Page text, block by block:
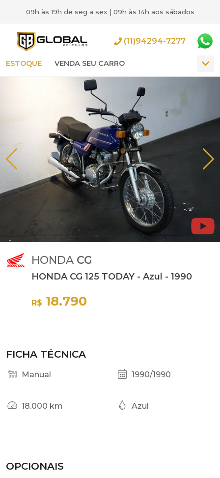
09h às 19h de seg a sex | 09h às 14h aos sábados
ESTOQUE VENDA SEU CARRO
(11)94294-7277
HONDA CG
HONDA CG 125 TODAY - Azul - 1990
R$ 18.790
FICHA TÉCNICA
Manual 1990/1990
18.000 km Azul
OPCIONAIS